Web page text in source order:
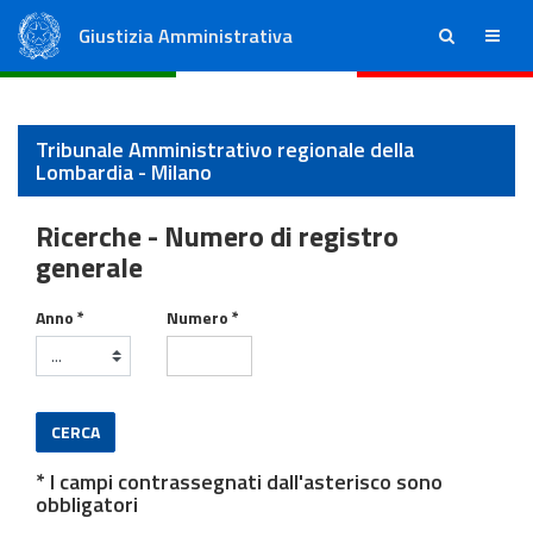
Giustizia Amministrativa ricerca menu
Tribunale Amministrativo regionale della
Lombardia - Milano
Ricerche - Numero di registro
generale
Ricorsi
Anno * Numero *
CERCA
* I campi contrassegnati dall'asterisco sono
obbligatori